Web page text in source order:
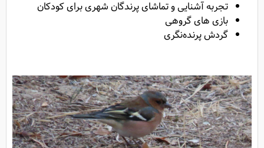
تجربه آشنایی و تماشای پرندگان شهری برای کودکان
بازی های گروهی
گردش پرنده‌نگری